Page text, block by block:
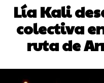
Lía Kali
colectiva
ruta de